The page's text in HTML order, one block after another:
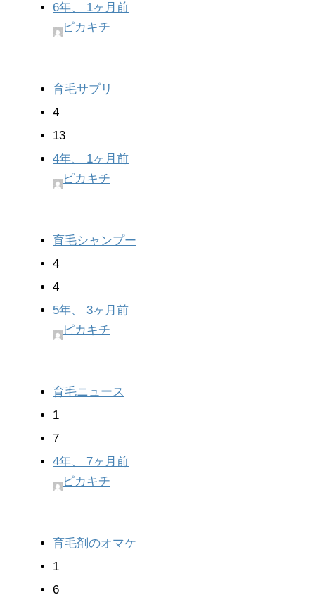
6年、 1ヶ月前
ピカキチ
育毛サプリ
4
13
4年、 1ヶ月前
ピカキチ
育毛シャンプー
4
4
5年、 3ヶ月前
ピカキチ
育毛ニュース
1
7
4年、 7ヶ月前
ピカキチ
育毛剤のオマケ
1
6